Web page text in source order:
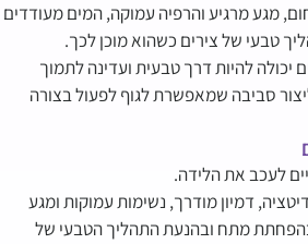
מגע מרגיע והרפיה עמוקה, המים מעודדים
טבעי של צירים כשהוא מוכן לכך.
להיות דרך טבעית ועדינה לתמוך
סביבה שמאפשרת לגוף לפעול בצורה
לעכב את הלידה.
דמיון מודרך, נשימות עמוקות ומגע
בהפחתת מתח ובהנעת התהליך הטבעי של